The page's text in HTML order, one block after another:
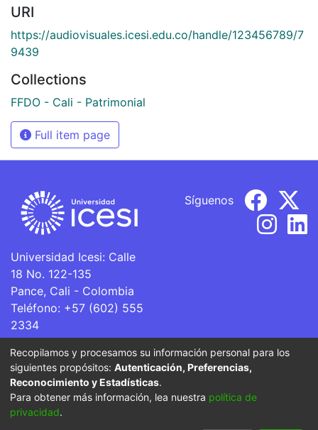
URI
https://audiovisuales.icesi.edu.co/handle/123456789/7
9439
Collections
FFDO - Cali - Patrimonial
Full item page
Universidad Icesi: Calle
18 No. 122-135
Pance, Cali - Colombia
Teléfono: +57 (602) 555
2334
ventanillaunica@icesi.edu.co
Síguenos
La Universidad Icesi es una Institución de Educación
Superior que se encuentra sujeta a inspección y vigilancia
por parte del Ministerio de Educación Nacional.
Recopilamos y procesamos su información personal para los
siguientes propósitos: Autenticación, Preferencias,
Reconocimiento y Estadísticas.
Para obtener más información, lea nuestra política de
privacidad.